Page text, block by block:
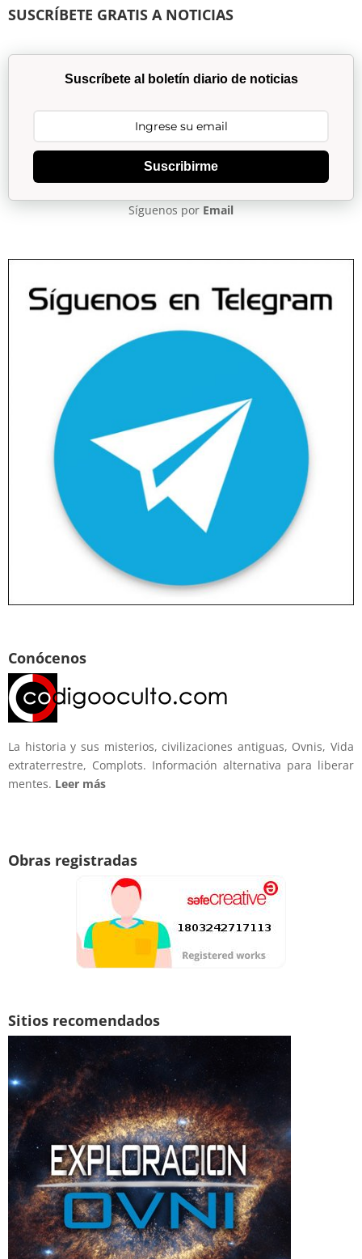
SUSCRÍBETE GRATIS A NOTICIAS
Suscríbete al boletín diario de noticias
Suscribirme
Síguenos por Email
Conócenos
La historia y sus misterios, civilizaciones antiguas, Ovnis, Vida
extraterrestre, Complots. Información alternativa para liberar
mentes. Leer más
Obras registradas
Sitios recomendados